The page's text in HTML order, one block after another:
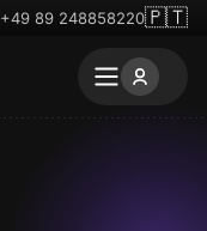
+49 89 248858220🇵🇹